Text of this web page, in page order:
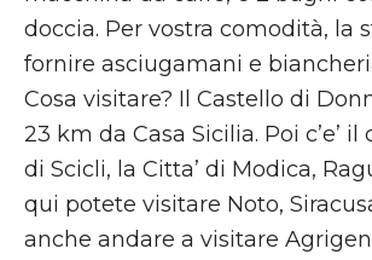
doccia. Per vostra comodità, la
fornire asciugamani e
Cosa visitare? Il Castello di
23 km da Casa Sicilia. Poi c’e’
di Scicli, la Citta’ di Modica,
qui potete visitare Noto,
anche andare a visitare